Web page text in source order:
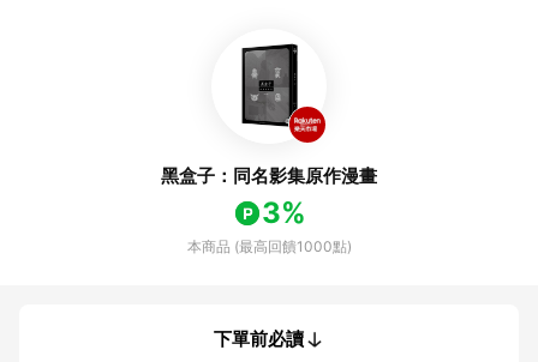
黑盒子：同名影集原作漫畫
3%
本商品 (最高回饋1000點)
下單前必讀